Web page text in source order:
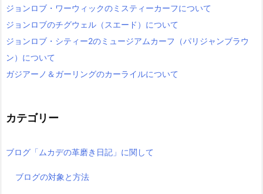
ジョンロブ・ワーウィックのミスティーカーフについて
ジョンロブのチグウェル（スエード）について
ジョンロブ・シティー2のミュージアムカーフ（パリジャンブラウ
ン）について
ガジアーノ＆ガーリングのカーライルについて
カテゴリー
ブログ「ムカデの革磨き日記」に関して
ブログの対象と方法